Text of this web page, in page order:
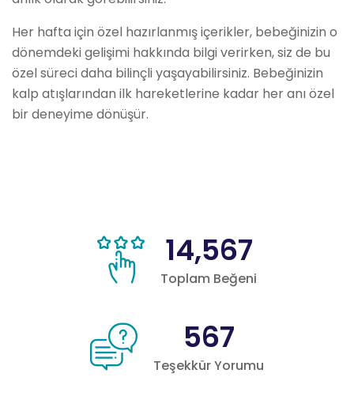
Her hafta için özel hazırlanmış içerikler, bebeğinizin o
dönemdeki gelişimi hakkında bilgi verirken, siz de bu
özel süreci daha bilinçli yaşayabilirsiniz. Bebeğinizin
kalp atışlarından ilk hareketlerine kadar her anı özel
bir deneyime dönüşür.
14,567
Toplam Beğeni
567
Teşekkür Yorumu